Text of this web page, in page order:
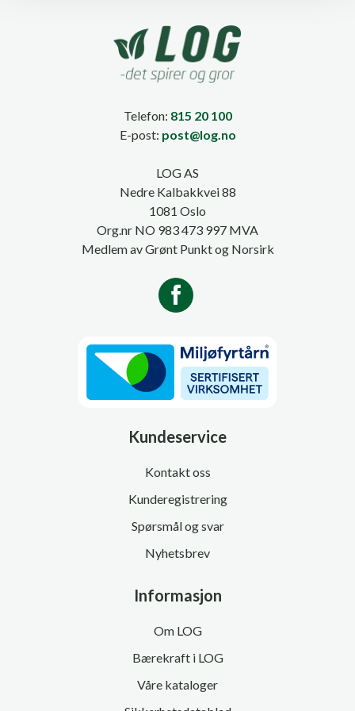
Telefon: 815 20 100
E-post: post@log.no
LOG AS
Nedre Kalbakkvei 88
1081 Oslo
Org.nr NO 983 473 997 MVA
Medlem av Grønt Punkt og Norsirk
Kundeservice
Kontakt oss
Kunderegistrering
Spørsmål og svar
Nyhetsbrev
Informasjon
Om LOG
Bærekraft i LOG
Våre kataloger